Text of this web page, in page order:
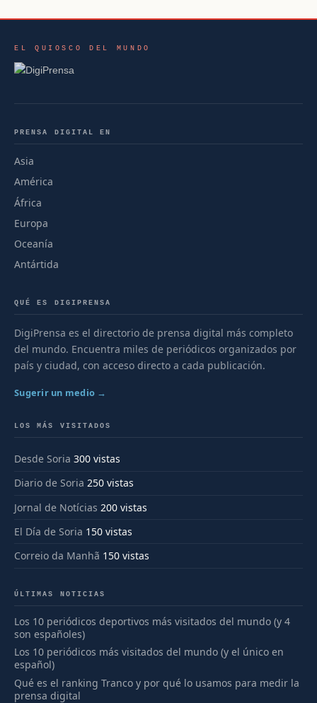
EL QUIOSCO DEL MUNDO
PRENSA DIGITAL EN
Asia
América
África
Europa
Oceanía
Antártida
QUÉ ES DIGIPRENSA
DigiPrensa es el directorio de prensa digital más completo
del mundo. Encuentra miles de periódicos organizados por
país y ciudad, con acceso directo a cada publicación.
Sugerir un medio →
LOS MÁS VISITADOS
Desde Soria 300 vistas
Diario de Soria 250 vistas
Jornal de Notícias 200 vistas
El Día de Soria 150 vistas
Correio da Manhã 150 vistas
ÚLTIMAS NOTICIAS
Los 10 periódicos deportivos más visitados del mundo (y 4
son españoles)
Los 10 periódicos más visitados del mundo (y el único en
español)
Qué es el ranking Tranco y por qué lo usamos para medir la
prensa digital